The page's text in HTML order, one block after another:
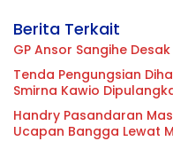
Berita Terkait
GP Ansor Sangihe
Tenda Pengungsian
Smirna Kawio
Handry Pasandaran
Ucapan Bangga Lewat